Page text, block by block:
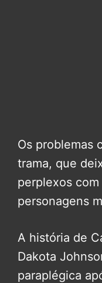
Os problemas
trama, que
perplexos
personagens
A história de
Dakota
paraplégica